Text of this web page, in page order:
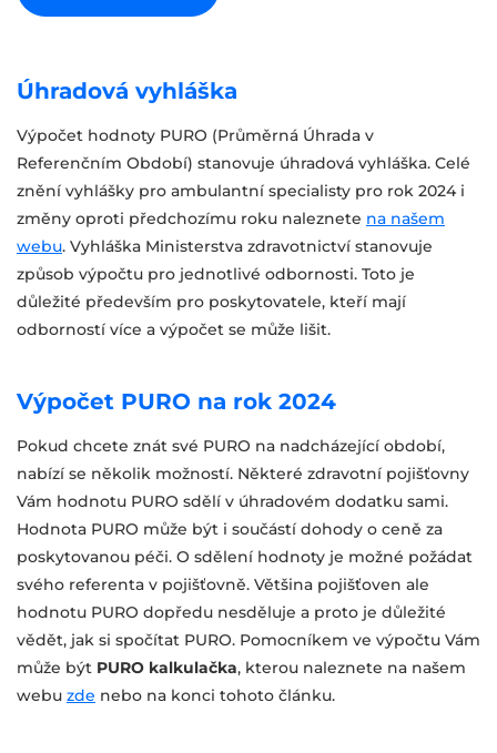
Úhradová vyhláška
Výpočet hodnoty PURO (Průměrná Úhrada v
Referenčním Období) stanovuje úhradová vyhláška. Celé
znění vyhlášky pro ambulantní specialisty pro rok 2024 i
změny oproti předchozímu roku naleznete na našem
webu. Vyhláška Ministerstva zdravotnictví stanovuje
způsob výpočtu pro jednotlivé odbornosti. Toto je
důležité především pro poskytovatele, kteří mají
odborností více a výpočet se může lišit.
Výpočet PURO na rok 2024
Pokud chcete znát své PURO na nadcházející období,
nabízí se několik možností. Některé zdravotní pojišťovny
Vám hodnotu PURO sdělí v úhradovém dodatku sami.
Hodnota PURO může být i součástí dohody o ceně za
poskytovanou péči. O sdělení hodnoty je možné požádat
svého referenta v pojišťovně. Většina pojišťoven ale
hodnotu PURO dopředu nesděluje a proto je důležité
vědět, jak si spočítat PURO. Pomocníkem ve výpočtu Vám
může být PURO kalkulačka, kterou naleznete na našem
webu zde nebo na konci tohoto článku.